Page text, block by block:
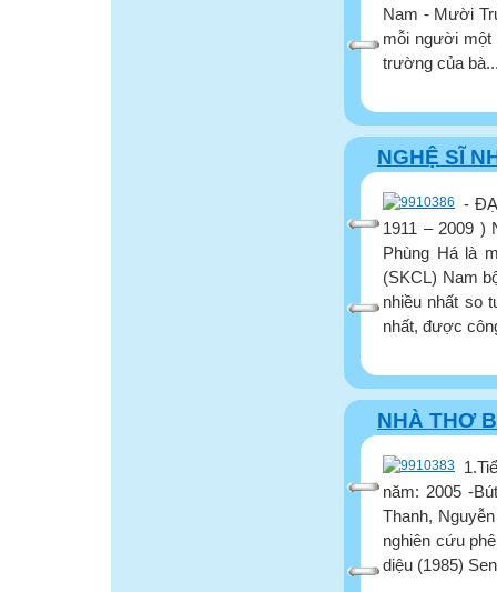
Nam - Mười
mỗi người
trường của
NGHỆ SĨ
-
1911 – 2009 )
Phùng Há là
(SKCL) Nam
nhiều nhất so
nhất, được
NHÀ THƠ
năm: 2005 -
Thanh,
nghiên cứu
diệu (1985)